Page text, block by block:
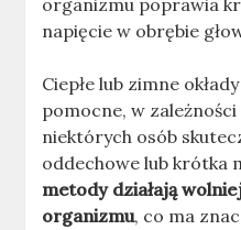
organizmu poprawia
napięcie w obrębie
Ciepłe lub zimne
pomocne, w
niektórych osób
oddechowe lub krótka
metody działają
organizmu, co ma